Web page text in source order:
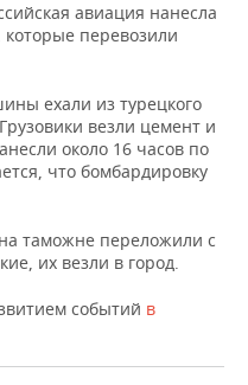
авиация нанесла
перевозили
ехали из турецкого
везли цемент и
около 16 часов по
что бомбардировку
таможне переложили с
их везли в город.
событий в